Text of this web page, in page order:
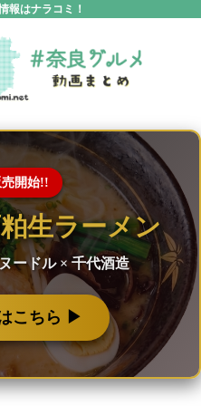
報はナラコミ！
開始!!
生ラーメン
ードル × 千代酒造
こちら ▶︎